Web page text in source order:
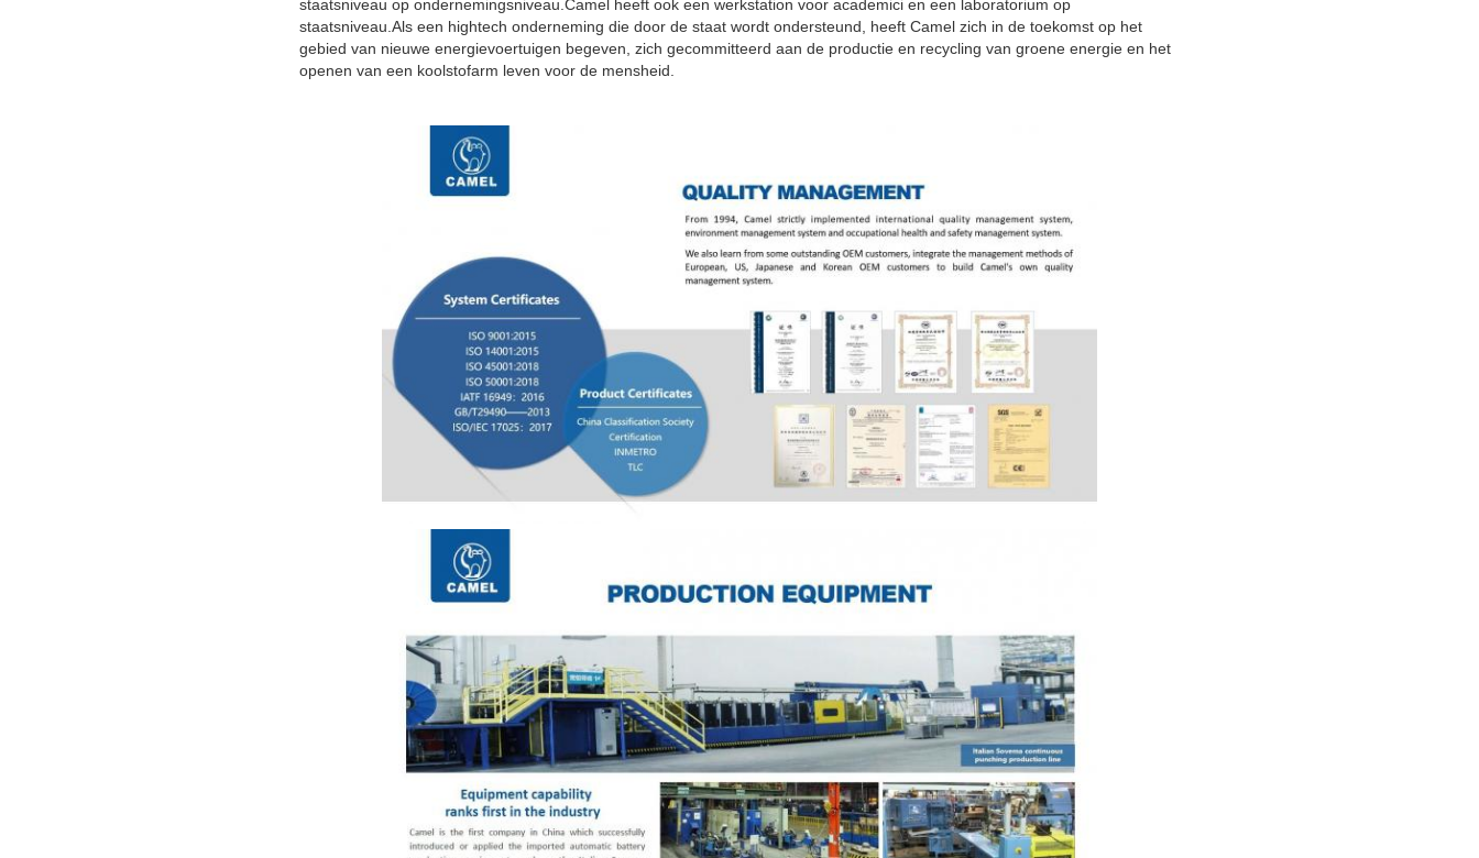
staatsniveau op ondernemingsniveau.Camel heeft ook een werkstation voor academici en een laboratorium op
staatsniveau.Als een hightech onderneming die door de staat wordt ondersteund, heeft Camel zich in de toekomst op het
gebied van nieuwe energievoertuigen begeven, zich gecommitteerd aan de productie en recycling van groene energie en het
openen van een koolstofarm leven voor de mensheid.